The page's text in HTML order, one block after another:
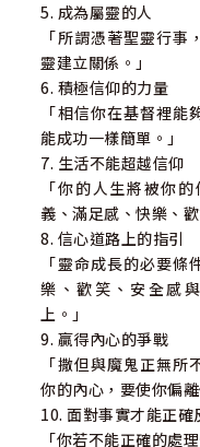
5. 成為屬靈的人
「所謂憑著聖靈行
靈建立關係。」
6. 積極信仰的力量
「相信你在基督裡
能成功一樣簡單。」
7. 生活不能超越信仰
「你的人生將被你
義、滿足感、快樂、
8. 信心道路上的指引
「靈命成長的必要
樂、歡笑、安全感
上。」
9. 贏得內心的爭戰
「撒但與魔鬼正無
你的內心，要使你偏離
10. 面對事實才能正確
「你若不能正確的處